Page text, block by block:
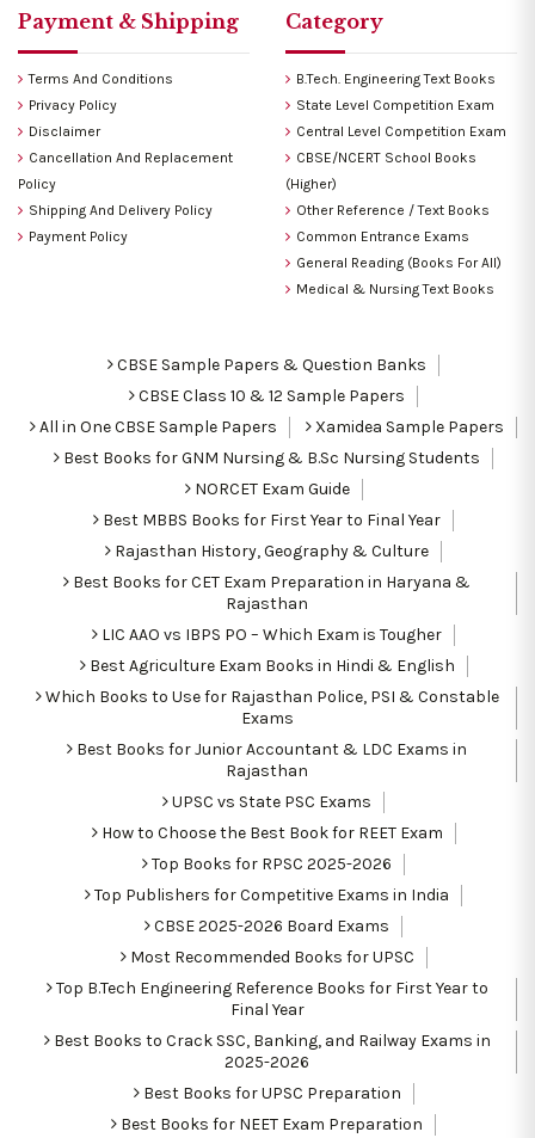
Payment & Shipping
Terms And Conditions
Privacy Policy
Disclaimer
Cancellation And Replacement
Policy
Shipping And Delivery Policy
Payment Policy
Category
B.Tech. Engineering Text Books
State Level Competition Exam
Central Level Competition Exam
CBSE/NCERT School Books
(Higher)
Other Reference / Text Books
Common Entrance Exams
General Reading (Books For All)
Medical & Nursing Text Books
CBSE Sample Papers & Question Banks
CBSE Class 10 & 12 Sample Papers
All in One CBSE Sample Papers
Xamidea Sample Papers
Best Books for GNM Nursing & B.Sc Nursing Students
NORCET Exam Guide
Best MBBS Books for First Year to Final Year
Rajasthan History, Geography & Culture
Best Books for CET Exam Preparation in Haryana &
Rajasthan
LIC AAO vs IBPS PO – Which Exam is Tougher
Best Agriculture Exam Books in Hindi & English
Which Books to Use for Rajasthan Police, PSI & Constable
Exams
Best Books for Junior Accountant & LDC Exams in
Rajasthan
UPSC vs State PSC Exams
How to Choose the Best Book for REET Exam
Top Books for RPSC 2025-2026
Top Publishers for Competitive Exams in India
CBSE 2025-2026 Board Exams
Most Recommended Books for UPSC
Top B.Tech Engineering Reference Books for First Year to
Final Year
Best Books to Crack SSC, Banking, and Railway Exams in
2025-2026
Best Books for UPSC Preparation
Best Books for NEET Exam Preparation